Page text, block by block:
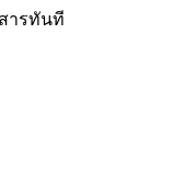
ารทันที